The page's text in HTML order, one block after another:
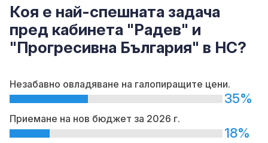
Коя е най-спешната задача
пред кабинета "Радев" и
"Прогресивна България" в НС?
Незабавно овладяване на галопиращите цени.
35%
Приемане на нов бюджет за 2026 г.
18%